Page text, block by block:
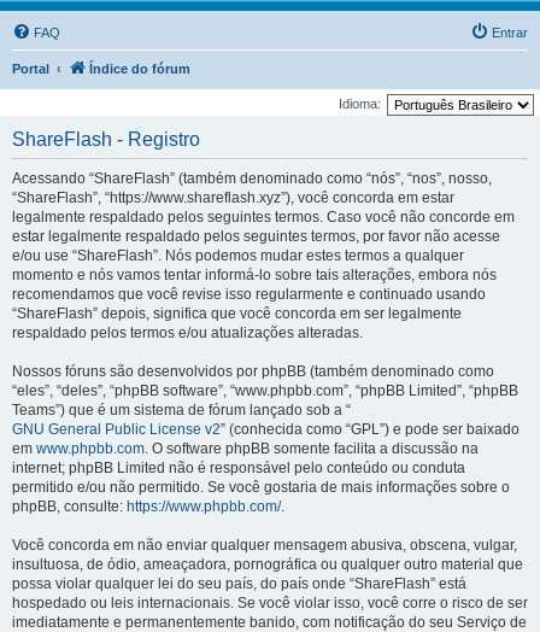
FAQ Entrar
Portal Índice do fórum
Idioma:
ShareFlash - Registro
Acessando “ShareFlash” (também denominado como “nós”, “nos”, nosso,
“ShareFlash”, “https://www.shareflash.xyz”), você concorda em estar
legalmente respaldado pelos seguintes termos. Caso você não concorde em
estar legalmente respaldado pelos seguintes termos, por favor não acesse
e/ou use “ShareFlash”. Nós podemos mudar estes termos a qualquer
momento e nós vamos tentar informá-lo sobre tais alterações, embora nós
recomendamos que você revise isso regularmente e continuado usando
“ShareFlash” depois, significa que você concorda em ser legalmente
respaldado pelos termos e/ou atualizações alteradas.
Nossos fóruns são desenvolvidos por phpBB (também denominado como
“eles”, “deles”, “phpBB software”, “www.phpbb.com”, “phpBB Limited”, “phpBB
Teams”) que é um sistema de fórum lançado sob a “
GNU General Public License v2” (conhecida como “GPL”) e pode ser baixado
em www.phpbb.com. O software phpBB somente facilita a discussão na
internet; phpBB Limited não é responsável pelo conteúdo ou conduta
permitido e/ou não permitido. Se você gostaria de mais informações sobre o
phpBB, consulte: https://www.phpbb.com/.
Você concorda em não enviar qualquer mensagem abusiva, obscena, vulgar,
insultuosa, de ódio, ameaçadora, pornográfica ou qualquer outro material que
possa violar qualquer lei do seu país, do país onde “ShareFlash” está
hospedado ou leis internacionais. Se você violar isso, você corre o risco de ser
imediatamente e permanentemente banido, com notificação do seu Serviço de